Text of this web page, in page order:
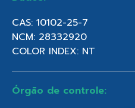
CAS: 10102-25-7
NCM: 28332920
COLOR INDEX: NT
Órgão de controle: